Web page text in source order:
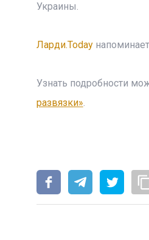
Украины.
Ларди.Today
Узнать подробности
развязки».